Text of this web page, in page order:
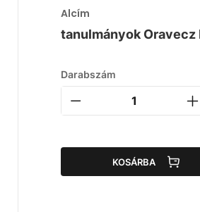
Alcím
tanulmányok
Darabszám
KOSÁRBA